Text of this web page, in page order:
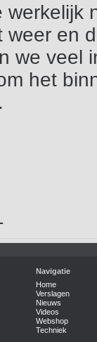
weer en
we veel
het
Navigatie
Home
Verslagen
Nieuws
Videos
Webshop
Techniek